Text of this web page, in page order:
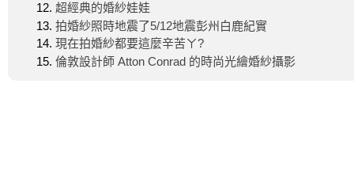
超經典的婚紗娃娃
拍婚紗照時地震了5/12地震彭州白鹿紀實
現在拍婚紗都要這麼辛苦ㄚ?
倫敦設計師 Atton Conrad 的時尚光繪婚紗攝影